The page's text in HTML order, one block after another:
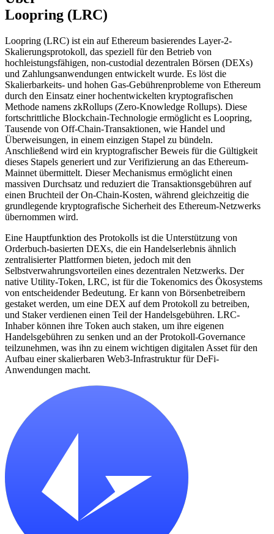
Loopring (LRC)
Loopring (LRC) ist ein auf Ethereum basierendes Layer-2-
Skalierungsprotokoll, das speziell für den Betrieb von
hochleistungsfähigen, non-custodial dezentralen Börsen (DEXs)
und Zahlungsanwendungen entwickelt wurde. Es löst die
Skalierbarkeits- und hohen Gas-Gebührenprobleme von Ethereum
durch den Einsatz einer hochentwickelten kryptografischen
Methode namens zkRollups (Zero-Knowledge Rollups). Diese
fortschrittliche Blockchain-Technologie ermöglicht es Loopring,
Tausende von Off-Chain-Transaktionen, wie Handel und
Überweisungen, in einem einzigen Stapel zu bündeln.
Anschließend wird ein kryptografischer Beweis für die Gültigkeit
dieses Stapels generiert und zur Verifizierung an das Ethereum-
Mainnet übermittelt. Dieser Mechanismus ermöglicht einen
massiven Durchsatz und reduziert die Transaktionsgebühren auf
einen Bruchteil der On-Chain-Kosten, während gleichzeitig die
grundlegende kryptografische Sicherheit des Ethereum-Netzwerks
übernommen wird.
Eine Hauptfunktion des Protokolls ist die Unterstützung von
Orderbuch-basierten DEXs, die ein Handelserlebnis ähnlich
zentralisierter Plattformen bieten, jedoch mit den
Selbstverwahrungsvorteilen eines dezentralen Netzwerks. Der
native Utility-Token, LRC, ist für die Tokenomics des Ökosystems
von entscheidender Bedeutung. Er kann von Börsenbetreibern
gestaket werden, um eine DEX auf dem Protokoll zu betreiben,
und Staker verdienen einen Teil der Handelsgebühren. LRC-
Inhaber können ihre Token auch staken, um ihre eigenen
Handelsgebühren zu senken und an der Protokoll-Governance
teilzunehmen, was ihn zu einem wichtigen digitalen Asset für den
Aufbau einer skalierbaren Web3-Infrastruktur für DeFi-
Anwendungen macht.